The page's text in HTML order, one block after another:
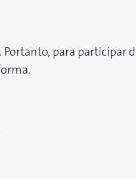
para participar